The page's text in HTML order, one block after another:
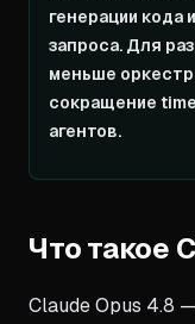
генерации кода
запроса. Для
меньше
сокращение
агентов.
Что такое
Claude Opus 4.8